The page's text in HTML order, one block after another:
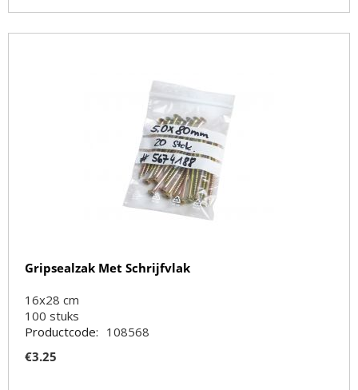
Gripsealzak Met Schrijfvlak
16x28 cm
100 stuks
Productcode: 108568
€3.25